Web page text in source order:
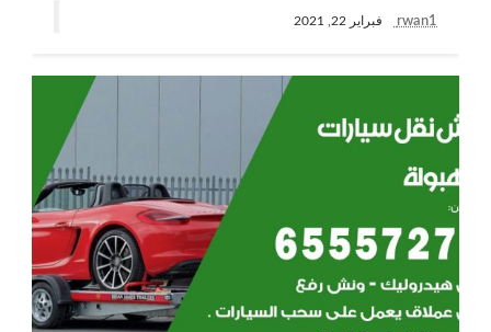
rwan1 فبراير 22, 2021